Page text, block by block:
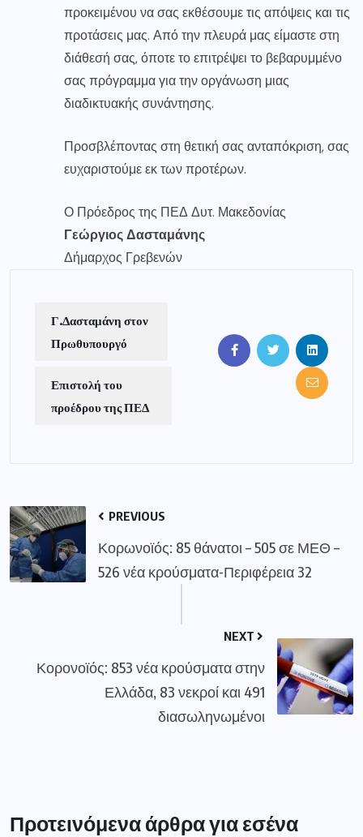
προκειμένου να σας εκθέσουμε τις απόψεις και τις
προτάσεις μας. Από την πλευρά μας είμαστε στη
διάθεσή σας, όποτε το επιτρέψει το βεβαρυμμένο
σας πρόγραμμα για την οργάνωση μιας
διαδικτυακής συνάντησης.
Προσβλέποντας στη θετική σας ανταπόκριση, σας
ευχαριστούμε εκ των προτέρων.
Ο Πρόεδρος της ΠΕΔ Δυτ. Μακεδονίας
Γεώργιος Δασταμάνης
Δήμαρχος Γρεβενών
Γ.Δασταμάνη στον
Πρωθυπουργό
Επιστολή του
προέδρου της ΠΕΔ
PREVIOUS
Κορωνοϊός: 85 θάνατοι – 505 σε ΜΕΘ –
526 νέα κρούσματα-Περιφέρεια 32
NEXT
Κορονοϊός: 853 νέα κρούσματα στην
Ελλάδα, 83 νεκροί και 491
διασωληνωμένοι
Προτεινόμενα άρθρα για εσένα